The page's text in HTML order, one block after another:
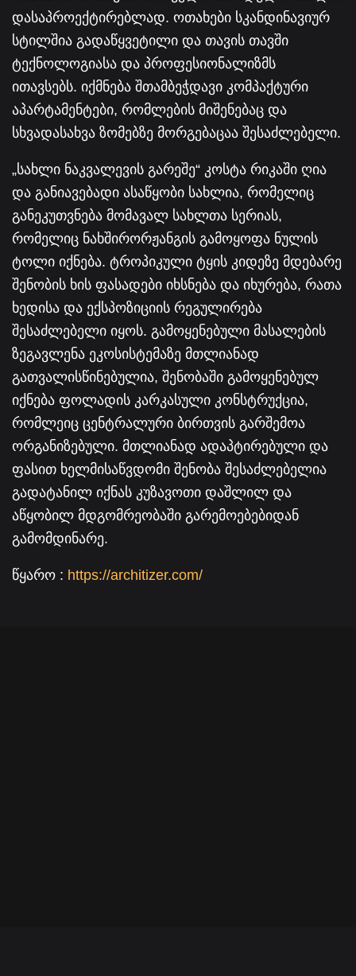
დასაპროექტირებლად. ოთახები სკანდინავიურ
სტილშია გადაწყვეტილი და თავის თავში
ტექნოლოგიასა და პროფესიონალიზმს
ითავსებს. იქმნება შთამბეჭდავი კომპაქტური
აპარტამენტები, რომლების მიშენებაც და
სხვადასახვა ზომებზე მორგებაცაა შესაძლებელი.
„სახლი ნაკვალევის გარეშე“ კოსტა რიკაში ღია
და განიავებადი ასაწყობი სახლია, რომელიც
განეკუთვნება მომავალ სახლთა სერიას,
რომელიც ნახშირორჟანგის გამოყოფა ნულის
ტოლი იქნება. ტროპიკული ტყის კიდეზე მდებარე
შენობის ხის ფასადები იხსნება და იხურება, რათა
ხედისა და ექსპოზიციის რეგულირება
შესაძლებელი იყოს. გამოყენებული მასალების
ზეგავლენა ეკოსისტემაზე მთლიანად
გათვალისწინებულია, შენობაში გამოყენებულ
იქნება ფოლადის კარკასული კონსტრუქცია,
რომლეიც ცენტრალური ბირთვის გარშემოა
ორგანიზებული. მთლიანად ადაპტირებული და
ფასით ხელმისაწვდომი შენობა შესაძლებელია
გადატანილ იქნას კუზავოთი დაშლილ და
აწყობილ მდგომრეობაში გარემოებებიდან
გამომდინარე.
წყარო : https://architizer.com/